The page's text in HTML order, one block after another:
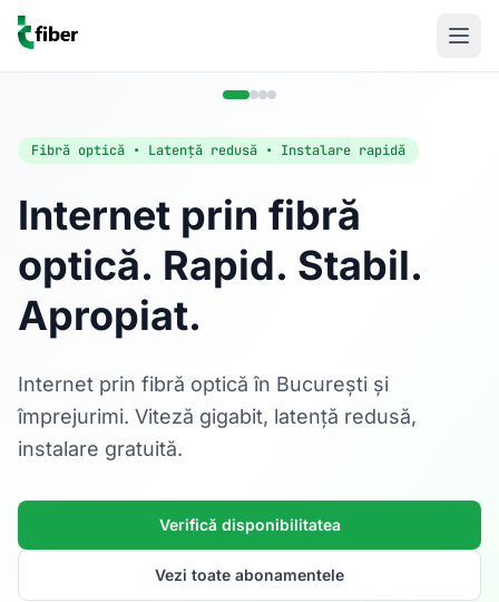
Fibră optică • Latență redusă • Instalare rapidă
Internet prin fibră
optică. Rapid. Stabil.
Apropiat.
Internet prin fibră optică în București și
împrejurimi. Viteză gigabit, latență redusă,
instalare gratuită.
Verifică disponibilitatea
Vezi toate abonamentele
Acasă
Internet Rezidențial
Fibră optică până la 1 Gbps, direct în casa ta.